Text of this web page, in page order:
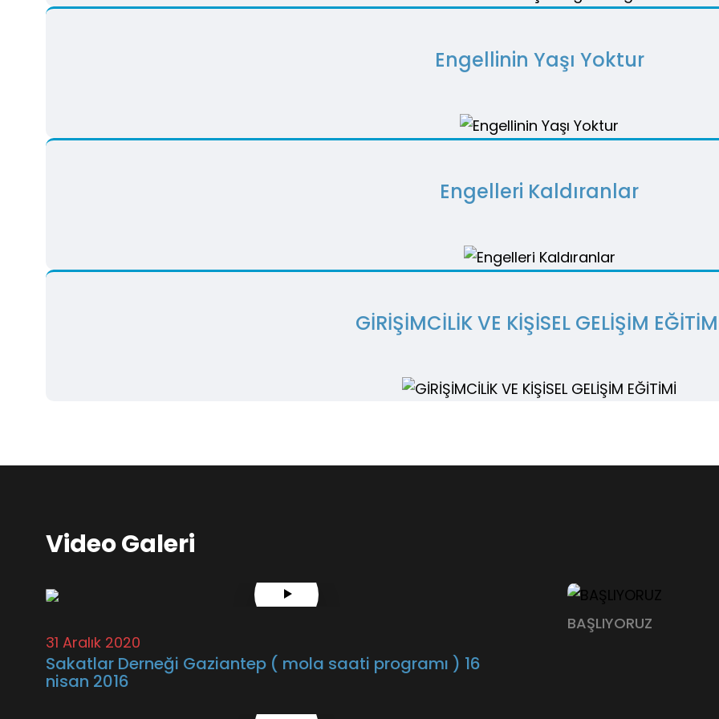
Engellinin Yaşı Yoktur
Engelleri Kaldıranlar
GİRİŞİMCİLİK VE KİŞİSEL GELİŞİM
Video Galeri
31 Aralık 2020
Sakatlar Derneği Gaziantep ( mola saati programı ) 16
nisan 2016
BAŞLIYORUZ